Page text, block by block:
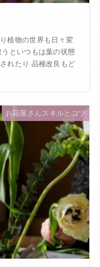
植物の世界も日々変
といつもは葉の状態
れたり 品種改良もど
お花屋さんスキルとコツ